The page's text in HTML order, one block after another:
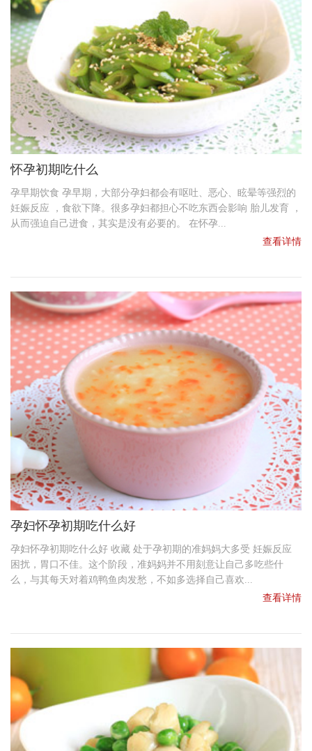
怀孕初期吃什么
孕早期饮食 孕早期，大部分孕妇都会有呕吐、恶心、眩晕等强烈的
妊娠反应 ，食欲下降。很多孕妇都担心不吃东西会影响 胎儿发育 ，
从而强迫自己进食，其实是没有必要的。 在怀孕...
查看详情
孕妇怀孕初期吃什么好
孕妇怀孕初期吃什么好 收藏 处于孕初期的准妈妈大多受 妊娠反应
困扰，胃口不佳。这个阶段，准妈妈并不用刻意让自己多吃些什
么，与其每天对着鸡鸭鱼肉发愁，不如多选择自己喜欢...
查看详情